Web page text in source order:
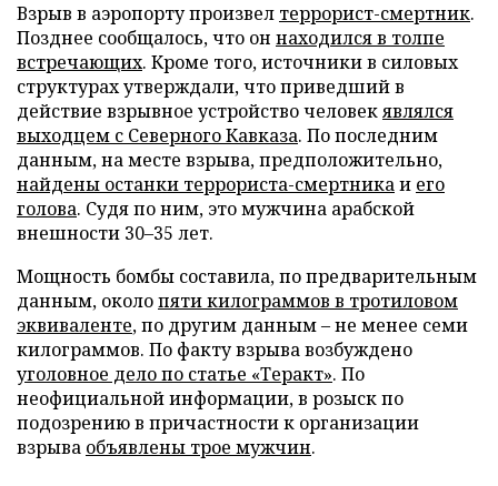
Взрыв в аэропорту произвел террорист-смертник.
Позднее сообщалось, что он находился в толпе
встречающих. Кроме того, источники в силовых
структурах утверждали, что приведший в
действие взрывное устройство человекявлялся
выходцем с Северного Кавказа. По последним
данным, на месте взрыва, предположительно,
найдены останки террориста-смертникаи его
голова. Судя по ним, это мужчина арабской
внешности 30–35 лет.
Мощность бомбы составила, по предварительным
данным, околопяти килограммов в тротиловом
эквиваленте, по другим данным – не менее семи
килограммов. По факту взрыва возбуждено
уголовное дело по статье «Теракт». По
неофициальной информации, в розыск по
подозрению в причастности к организации
взрыва объявлены трое мужчин.